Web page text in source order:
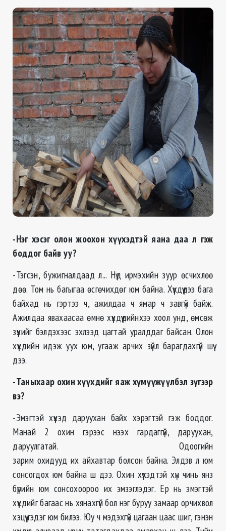
-Нэг хэсэг олон жоохон хүүхэдтэй яана даа л гэж
боддог байв уу?
-Тэгсэн, бужигналдаад л... Нүд ирмэхийн зуур өсчихлөө
дөө. Том нь багыгаа өсгөчихдөг юм байна. Хүүхдүүдээ бага
байхад нь гэртээ ч, ажилдаа ч ямар ч завгүй байж.
Ажилдаа явахаасаа өмнө хүүхдүүдийнхээ хоол унд, өмсөж
зүүхийг бэлдэхээс эхлээд цагтай уралддаг байсан. Олон
хүүхдийн идэж уух юм, угааж арчих зүйл барагдахгүй шүү
дээ.
-Таныхаар охин хүүхдийг яаж хүмүүжүүлбэл зүгээр
вэ?
-Эмэгтэй хүүхэд даруухан байх хэрэгтэй гэж боддог.
Манай 2 охин гэрээс нээх гардаггүй, даруухан,
даруулгатай. Одоогийн
зарим охидууд их айхавтар болсон байна. Элдэв л юм
сонсогдох юм байна ш дээ. Охин хүүхэдтэй хүн чинь янз
бүрийн юм сонсохоороо их эмзэглэдэг. Ер нь эмэгтэй
хүүхдийг багаас нь хянахгүй бол нэг буруу замаар орчихвол
хэцүү гэдэг юм билээ. Юу ч мэдэхгүй цагаан цаас шиг, гэнэн